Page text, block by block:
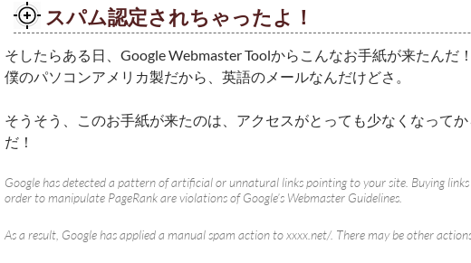
スパム認定されちゃったよ！
そしたらある日、Google Webmaster Toolからこんなお手紙が来たんだ
僕のパソコンアメリカ製だから、英語のメールなんだけどさ。
そうそう、このお手紙が来たのは、アクセスがとっても少なくなって
だ！
Google has detected a pattern of artificial or unnatural links pointing to your site. Buying
order to manipulate PageRank are violations of Google’s Webmaster Guidelines.
As a result, Google has applied a manual spam action to xxxx.net/. There may be other